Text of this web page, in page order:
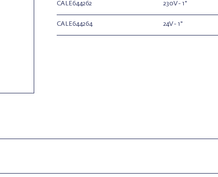
CALE644262 230V - 1"
CALE644264 24V - 1"